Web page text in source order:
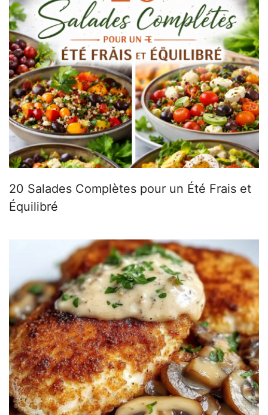
20 Salades Complètes pour un Été Frais et
Équilibré